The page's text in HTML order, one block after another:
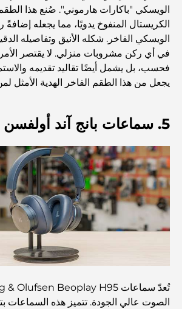
منازل متوافقة مع مبادئ فاستو: دليل
والانسجام
أفضل شركات تنسيق الحدائق في دبي:
الخارجية
نخلة جبل علي مقابل نخلة جميرا:
العقارات الأذكياء
اكتشف جزيرة القمر في دبي: دليلك
استكشاف المواقع التاريخية في دبي:
أفضل 7 مطاعم في خور دبي لتناول الطعام فيها
الويسكي "باكارات هارموني". صُنع هذا
الكريستال المنفوخ يدويًا، مما يجعله إضافةً
الويسكي الفاخر. شكله الأنيق وتفاصيله
في أي ركن مشروبات منزلي. لا يقتصر
فحسب، بل يشمل أيضًا تقاليد تقديمه
يجعل من هذا الطقم الفاخر الهدية الأمثل
5. سماعات بانج آند أولفسن بيوبلاي H95
الصوت عالي الجودة. تتميز هذه السماعات